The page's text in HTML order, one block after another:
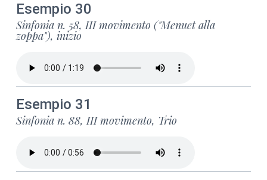
Esempio 30
Sinfonia n. 58, III movimento ("Menuet alla
zoppa"), inizio
Esempio 31
Sinfonia n. 88, III movimento, Trio